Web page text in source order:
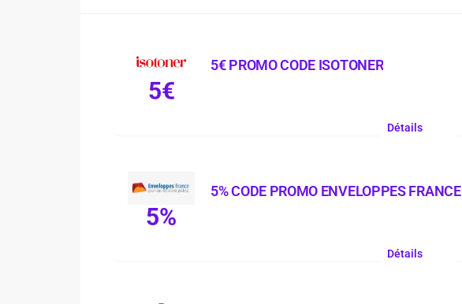
5€
5€ PROMO CODE ISOTONER
Détails
5%
5% CODE PROMO ENVELOPPES FRANCE
Détails